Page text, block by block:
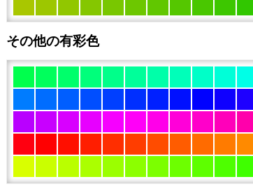
その他の有彩色